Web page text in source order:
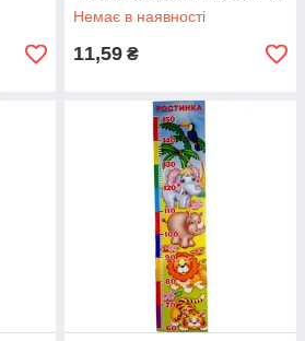
Немає в наявності
11,59 ₴